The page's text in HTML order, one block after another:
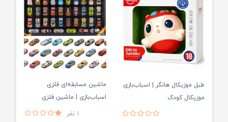
طبل موزیکال هانگر | اسباب‌بازی
موزیکال کودک
ماشین مسابقه‌ای فلزی
اسباب‌بازی | ماشین فلزی
اسپرت کودک دانه ای
1 نفر